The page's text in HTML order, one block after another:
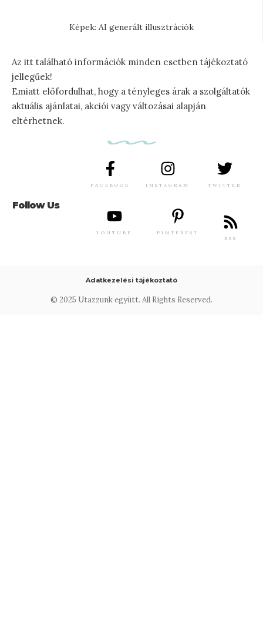
Képek: AI generált illusztrációk
Az itt található információk minden esetben tájékoztató
jellegűek!
Emiatt előfordulhat, hogy a tényleges árak a szolgáltatók
aktuális ajánlatai, akciói vagy változásai alapján
eltérhetnek.
Follow Us
FACEBOOK INSTAGRAM TWITTER
YOUTUBE
PINTEREST
RSS
© 2025 Utazzunk együtt. All Rights Reserved.
Adatkezelési tájékoztató